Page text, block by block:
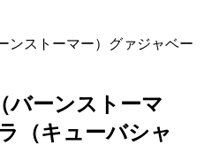
ンストーマー）グァジャベー
バーンストーマ
（キューバシャ